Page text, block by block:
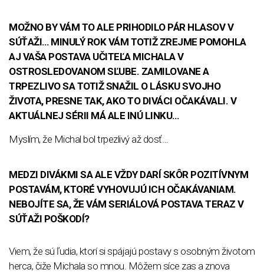
MOŽNO BY VÁM TO ALE PRIHODILO PÁR HLASOV V
SÚŤAŽI… MINULÝ ROK VÁM TOTIŽ ZREJME POMOHLA
AJ VAŠA POSTAVA UČITEĽA MICHALA V
OSTROSLEDOVANOM SĽUBE. ZAMILOVANE A
TRPEZLIVO SA TOTIŽ SNAŽIL O LÁSKU SVOJHO
ŽIVOTA, PRESNE TAK, AKO TO DIVÁCI OČAKÁVALI. V
AKTUÁLNEJ SÉRII MÁ ALE INÚ LINKU…
Myslím, že Michal bol trpezlivý až dosť…
MEDZI DIVÁKMI SA ALE VŽDY DARÍ SKÔR POZITÍVNYM
POSTAVÁM, KTORÉ VYHOVUJÚ ICH OČAKÁVANIAM.
NEBOJÍTE SA, ŽE VÁM SERIÁLOVÁ POSTAVA TERAZ V
SÚŤAŽI POŠKODÍ?
Viem, že sú ľudia, ktorí si spájajú postavy s osobným životom
herca, čiže Michala so mnou. Môžem síce zas a znova